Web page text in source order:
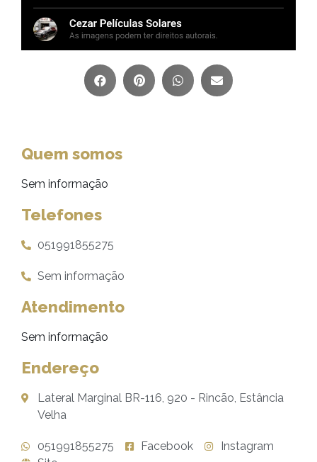
Quem somos
Sem informação
Telefones
051991855275
Sem informação
Atendimento
Sem informação
Endereço
Lateral Marginal BR-116, 920 - Rincão, Estância
Velha
051991855275 Facebook
Instagram